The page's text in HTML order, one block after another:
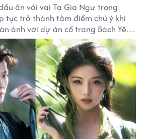
ấn với vai Tạ Gia Ngư trong
tục trở thành tâm điểm chú ý khi
ảnh với dự án cổ trang Bách Yêu